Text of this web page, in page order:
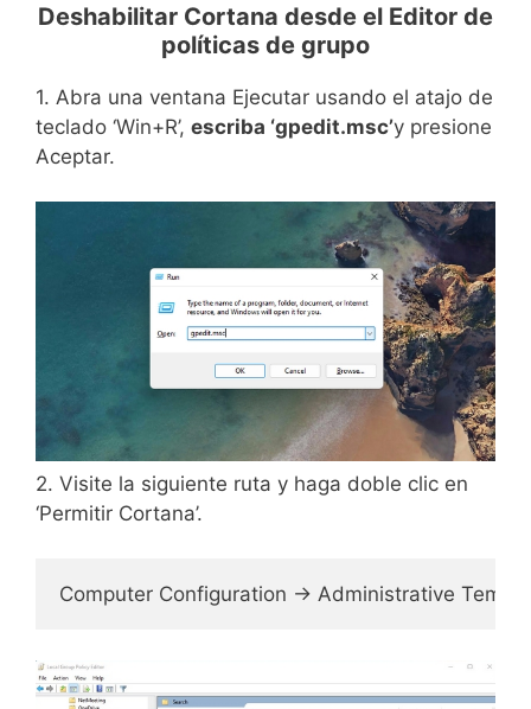
Deshabilitar Cortana desde el Editor de
políticas de grupo
1. Abra una ventana Ejecutar usando el atajo de
teclado ‘Win+R’, escriba ‘gpedit.msc’y presione
Aceptar.
2. Visite la siguiente ruta y haga doble clic en
‘Permitir Cortana’.
Computer Configuration -> Administrative